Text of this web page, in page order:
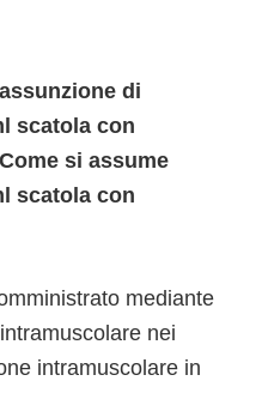
di
scatola con
si assume
scatola con
mediante
nei
intramuscolare in